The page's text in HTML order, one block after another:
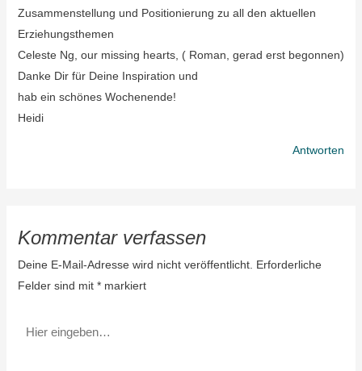
Zusammenstellung und Positionierung zu all den aktuellen
Erziehungsthemen
Celeste Ng, our missing hearts, ( Roman, gerad erst begonnen)
Danke Dir für Deine Inspiration und
hab ein schönes Wochenende!
Heidi
Antworten
Kommentar verfassen
Deine E-Mail-Adresse wird nicht veröffentlicht. Erforderliche
Felder sind mit *markiert